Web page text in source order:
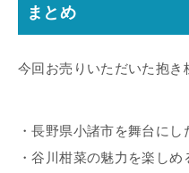
まとめ
今回お売りいただいた抱き
・長野県小諸市を舞台に
・谷川柑菜の魅力を楽し